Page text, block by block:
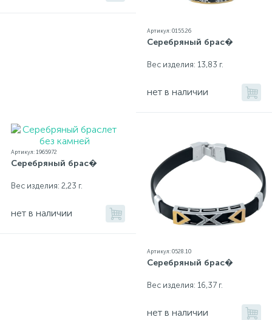
Артикул: 0155.26
Серебряный брас�
Вес изделия: 13,83 г.
нет в наличии
Артикул: 1965972
Серебряный брас�
Вес изделия: 2,23 г.
нет в наличии
Артикул: 0528.10
Серебряный брас�
Вес изделия: 16,37 г.
нет в наличии